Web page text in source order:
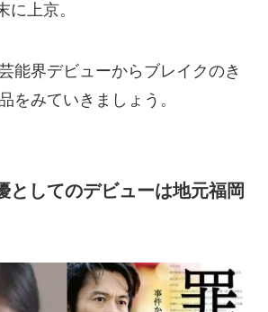
に上京。
能界デビューからブレイクのき
をみていきましょう。
としてのデビューは地元福岡